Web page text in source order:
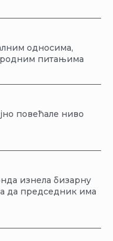
односима,
питањима
повећале ниво
изнела бизарну
да председник има